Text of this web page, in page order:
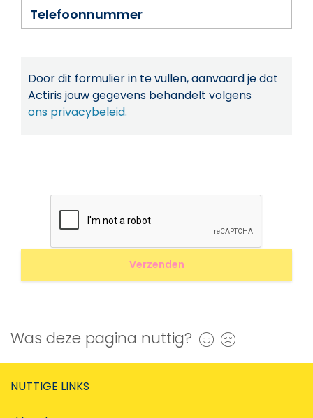
Telefoonnummer
Door dit formulier in te vullen, aanvaard je dat
Actiris jouw gegevens behandelt volgens
ons privacybeleid.
Was deze pagina nuttig? Ja
NUTTIGE LINKS